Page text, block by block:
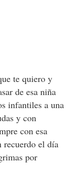
te quiero y
de esa niña
infantiles a una
y con
con esa
recuerdo el día
por